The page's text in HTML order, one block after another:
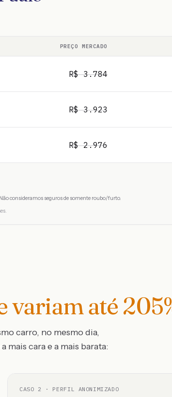
PREÇO MERCADO
R$3.784
R$3.923
R$2.976
consideramos seguros de somente roubo/furto.
variam até 205
carro, no mesmo dia,
mais cara e a mais barata:
CASO 2 · PERFIL ANONIMIZADO